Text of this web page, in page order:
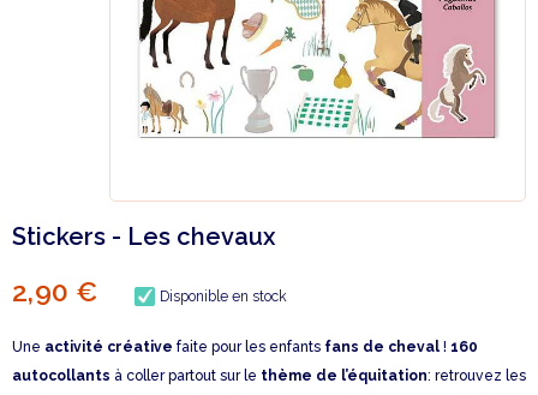
Stickers - Les chevaux
2,90 € Disponible en stock
Une activité créative faite pour les enfants fans de cheval ! 160
autocollants à coller partout sur le thème de l’équitation: retrouvez les